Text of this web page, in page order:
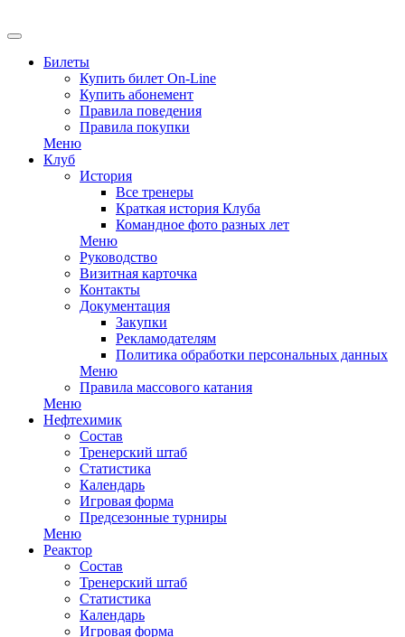
Билеты
Купить билет On-Line
Купить абонемент
Правила поведения
Правила покупки
Меню
Клуб
История
Все тренеры
Краткая история Клуба
Командное фото разных лет
Меню
Руководство
Визитная карточка
Контакты
Документация
Закупки
Рекламодателям
Политика обработки персональных данных
Меню
Правила массового катания
Меню
Нефтехимик
Состав
Тренерский штаб
Статистика
Календарь
Игровая форма
Предсезонные турниры
Меню
Реактор
Состав
Тренерский штаб
Статистика
Календарь
Игровая форма